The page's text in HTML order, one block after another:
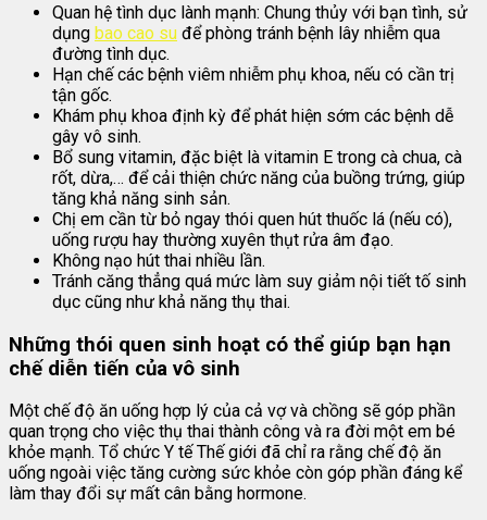
Quan hệ tình dục lành mạnh: Chung thủy với bạn tình, sử
dụng bao cao su để phòng tránh bệnh lây nhiễm qua
đường tình dục.
Hạn chế các bệnh viêm nhiễm phụ khoa, nếu có cần trị
tận gốc.
Khám phụ khoa định kỳ để phát hiện sớm các bệnh dễ
gây vô sinh.
Bổ sung vitamin, đặc biệt là vitamin E trong cà chua, cà
rốt, dừa,… để cải thiện chức năng của buồng trứng, giúp
tăng khả năng sinh sản.
Chị em cần từ bỏ ngay thói quen hút thuốc lá (nếu có),
uống rượu hay thường xuyên thụt rửa âm đạo.
Không nạo hút thai nhiều lần.
Tránh căng thẳng quá mức làm suy giảm nội tiết tố sinh
dục cũng như khả năng thụ thai.
Những thói quen sinh hoạt có thể giúp bạn hạn
chế diễn tiến của vô sinh
Một chế độ ăn uống hợp lý của cả vợ và chồng sẽ góp phần
quan trọng cho việc thụ thai thành công và ra đời một em bé
khỏe mạnh. Tổ chức Y tế Thế giới đã chỉ ra rằng chế độ ăn
uống ngoài việc tăng cường sức khỏe còn góp phần đáng kể
làm thay đổi sự mất cân bằng hormone.